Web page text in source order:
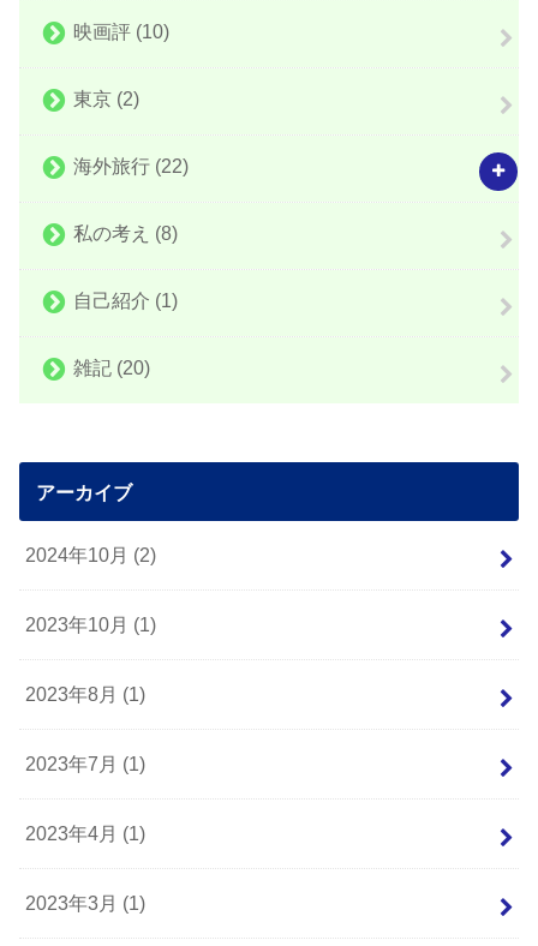
映画評 (10)
東京 (2)
海外旅行 (22)
私の考え (8)
自己紹介 (1)
雑記 (20)
アーカイブ
2024年10月 (2)
2023年10月 (1)
2023年8月 (1)
2023年7月 (1)
2023年4月 (1)
2023年3月 (1)